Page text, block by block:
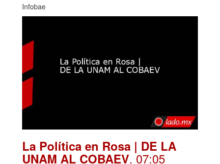
Infobae
La Política en Rosa | DE LA
UNAM AL COBAEV. 07:05